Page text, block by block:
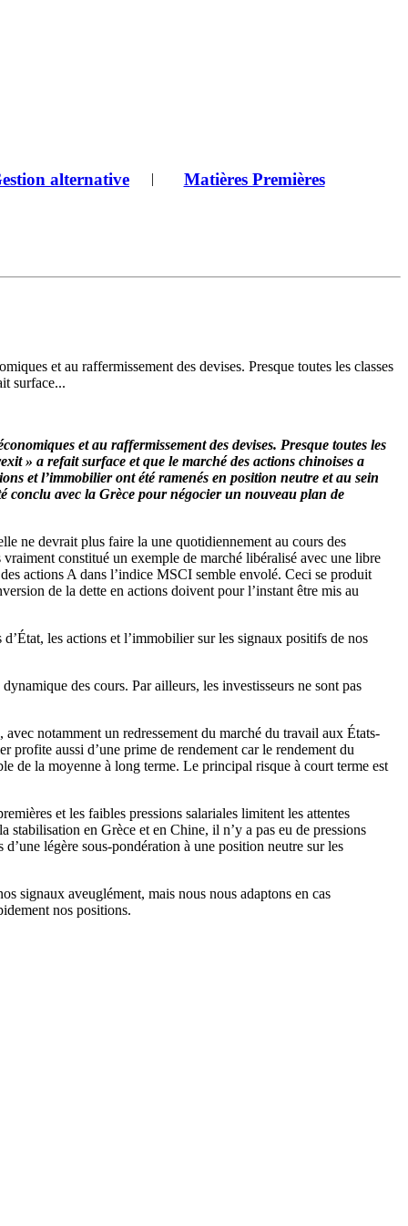
alternative | Matières Premières
et au raffermissement des devises. Presque toutes les classes
surface...
et au raffermissement des devises. Presque toutes les
» a refait surface et que le marché des actions chinoises a
et l’immobilier ont été ramenés en position neutre et au sein
conclu avec la Grèce pour négocier un nouveau plan de
ne devrait plus faire la une quotidiennement au cours des
constitué un exemple de marché libéralisé avec une libre
actions A dans l’indice MSCI semble envolé. Ceci se produit
de la dette en actions doivent pour l’instant être mis au
les actions et l’immobilier sur les signaux positifs de nos
des cours. Par ailleurs, les investisseurs ne sont pas
notamment un redressement du marché du travail aux États-
aussi d’une prime de rendement car le rendement du
de la moyenne à long terme. Le principal risque à court terme est
et les faibles pressions salariales limitent les attentes
en Grèce et en Chine, il n’y a pas eu de pressions
légère sous-pondération à une position neutre sur les
signaux aveuglément, mais nous nous adaptons en cas
nos positions.